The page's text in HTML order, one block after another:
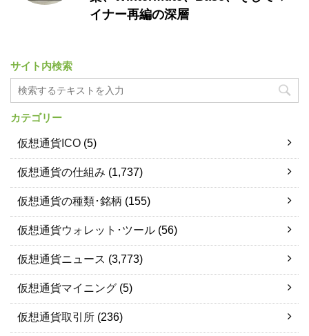
イナー再編の深層
サイト内検索
カテゴリー
仮想通貨ICO (5)
仮想通貨の仕組み (1,737)
仮想通貨の種類･銘柄 (155)
仮想通貨ウォレット･ツール (56)
仮想通貨ニュース (3,773)
仮想通貨マイニング (5)
仮想通貨取引所 (236)